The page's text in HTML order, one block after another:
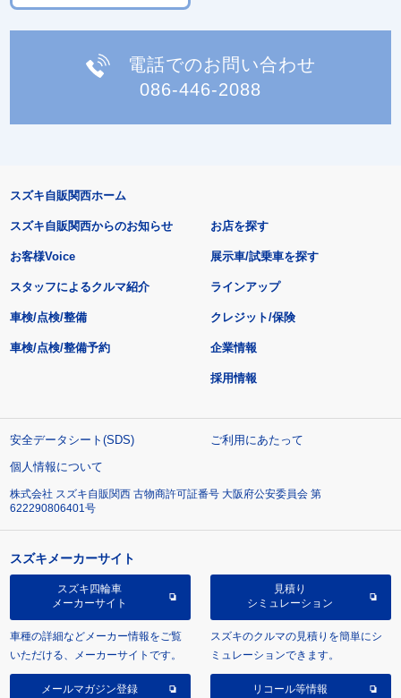
電話でのお問い合わせ
086-446-2088
スズキ自販関西ホーム
スズキ自販関西からのお知らせ
お客様Voice
スタッフによるクルマ紹介
お店を探す
展示車/試乗車を探す
ラインアップ
車検/点検/整備 クレジット/保険
車検/点検/整備予約 企業情報
採用情報
安全データシート(SDS)
ご利用にあたって
個人情報について
株式会社 スズキ自販関西 古物商許可証番号 大阪府公安委員会 第
622290806401号
スズキメーカーサイト
スズキ四輪車
メーカーサイト
車種の詳細などメーカー情報をご覧
いただける、メーカーサイトです。
見積り
シミュレーション
スズキのクルマの見積りを簡単にシ
ミュレーションできます。
メールマガジン登録 リコール等情報